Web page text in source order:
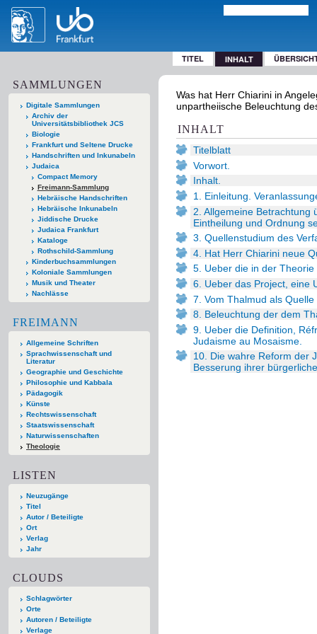
TITEL INHALT
SAMMLUNGEN
Digitale Sammlungen
Archiv der
Universitätsbibliothek JCS
Biologie
Frankfurt und Seltene Drucke
Handschriften und Inkunabeln
Judaica
Compact Memory
Freimann-Sammlung
Hebräische Handschriften
Hebräische Inkunabeln
Jiddische Drucke
Judaica Frankfurt
Kataloge
Rothschild-Sammlung
Kinderbuchsammlungen
Koloniale Sammlungen
Musik und Theater
Nachlässe
FREIMANN
Allgemeine Schriften
Sprachwissenschaft und
Literatur
Geographie und Geschichte
Philosophie und Kabbala
Pädagogik
Künste
Rechtswissenschaft
Staatswissenschaft
Naturwissenschaften
Theologie
LISTEN
Neuzugänge
Titel
Autor / Beteiligte
Ort
Verlag
Jahr
CLOUDS
Schlagwörter
Orte
Autoren / Beteiligte
Verlage
Was hat Herr Chiarini in
unpartheiische Beleuchtung
INHALT
Titelblatt
Vorwort.
Inhalt.
1. Einleitung.
2. Allgemeine Betrachtung
Eintheilung und Ordnung
3. Quellenstudium des
4. Hat Herr Chiarini neue
5. Ueber die in der
6. Ueber das Project, eine
7. Vom Thalmud als
8. Beleuchtung der dem
9. Ueber die Definition,
Judaisme au Mosaisme.
10. Die wahre Reform der
Besserung ihrer